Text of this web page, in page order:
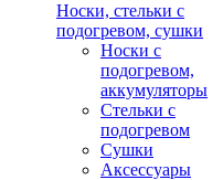
Носки, стельки с
подогревом, сушки
Носки с
подогревом,
аккумуляторы
Стельки с
подогревом
Сушки
Аксессуары